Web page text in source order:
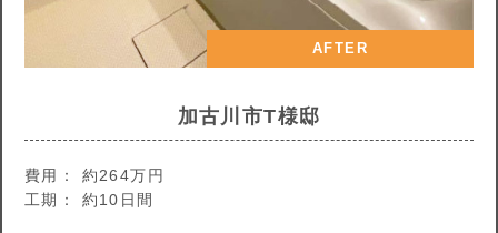
AFTER
加古川市T様邸
費用： 約264万円
工期： 約10日間